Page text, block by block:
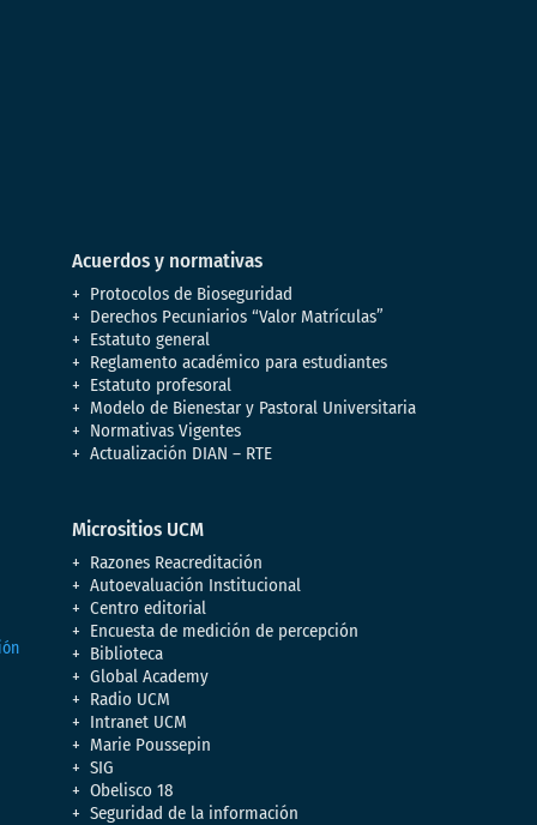
Acuerdos y normativas
Protocolos de Bioseguridad
Derechos Pecuniarios “Valor Matrículas”
Estatuto general
Reglamento académico para estudiantes
Estatuto profesoral
Modelo de Bienestar y Pastoral Universitaria
Normativas Vigentes
Actualización DIAN – RTE
Micrositios UCM
Razones Reacreditación
Autoevaluación Institucional
Centro editorial
Encuesta de medición de percepción
Biblioteca
Global Academy
Radio UCM
Intranet UCM
Marie Poussepin
SIG
Obelisco 18
Seguridad de la información